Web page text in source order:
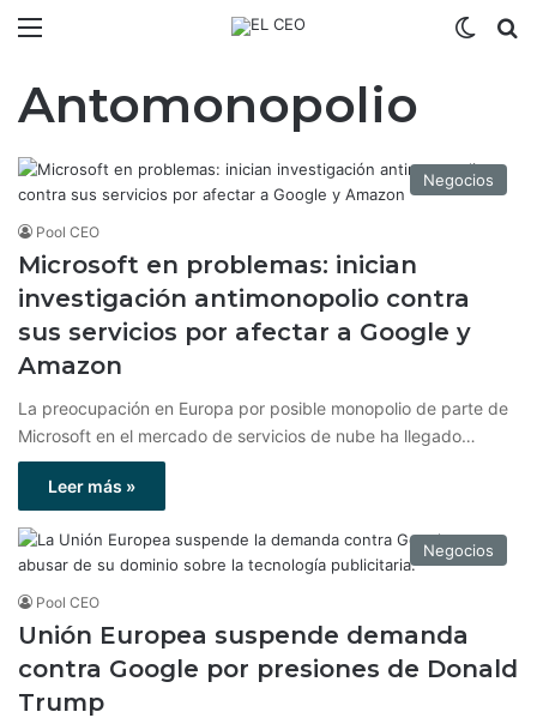
Antomonopolio
Negocios
Pool CEO
Microsoft en problemas: inician
investigación antimonopolio contra
sus servicios por afectar a Google y
Amazon
La preocupación en Europa por posible monopolio de parte de
Microsoft en el mercado de servicios de nube ha llegado…
Leer más »
Negocios
Pool CEO
Unión Europea suspende demanda
contra Google por presiones de Donald
Trump